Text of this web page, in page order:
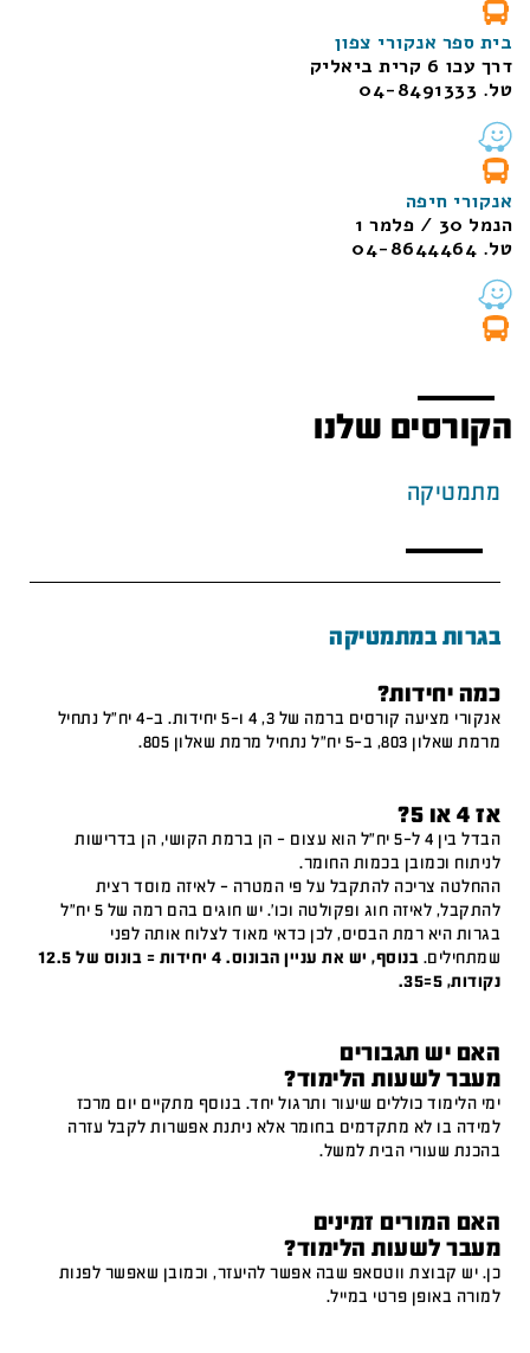
בית ספר אנקורי צפון
דרך עכו 6 קרית ביאליק
טל. 04-8491333
אנקורי חיפה
הנמל 30 / פלמר 1
טל. 04-8644464
הקורסים שלנו
מתמטיקה
בגרות במתמטיקה
כמה יחידות?
אנקורי מציעה קורסים ברמה של 3, 4 ו-5 יחידות. ב-4 יח"ל נתחיל
מרמת שאלון 803, ב-5 יח"ל נתחיל מרמת שאלון 805.
אז 4 או 5?
הבדל בין 4 ל-5 יח"ל הוא עצום – הן ברמת הקושי, הן בדרישות
לניתוח וכמובן בכמות החומר.
ההחלטה צריכה להתקבל על פי המטרה – לאיזה מוסד רצית
להתקבל, לאיזה חוג ופקולטה וכו'. יש חוגים בהם רמה של 5 יח"ל
בגרות היא רמת הבסיס, לכן כדאי מאוד לצלוח אותה לפני
שמתחילים.
בנוסף, יש את עניין הבונוס. 4 יחידות = בונוס של 12.5
נקודות, 5=35.
האם יש תגבורים
מעבר לשעות הלימוד?
ימי הלימוד כוללים שיעור ותרגול יחד. בנוסף מתקיים יום מרכז
למידה בו לא מתקדמים בחומר אלא ניתנת אפשרות לקבל עזרה
בהכנת שעורי הבית למשל.
האם המורים זמינים
מעבר לשעות הלימוד?
כן. יש קבוצת ווטסאפ שבה אפשר להיעזר, וכמובן שאפשר לפנות
למורה באופן פרטי במייל.